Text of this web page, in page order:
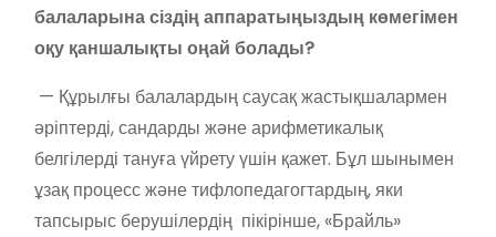
балаларына сіздің аппаратыңыздың көмегімен
оқу қаншалықты оңай болады?
— Құрылғы балалардың саусақ жастықшалармен
әріптерді, сандарды және арифметикалық
белгілерді тануға үйрету үшін қажет. Бұл шынымен
ұзақ процесс және тифлопедагогтардың, яки
тапсырыс берушілердің пікірінше, «Брайль»